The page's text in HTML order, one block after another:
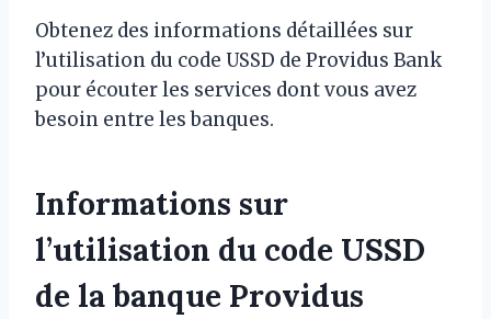
Obtenez des informations détaillées sur
l’utilisation du code USSD de Providus Bank
pour écouter les services dont vous avez
besoin entre les banques.
Informations sur
l’utilisation du code USSD
de la banque Providus